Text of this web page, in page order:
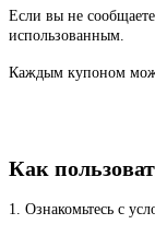
Если вы не
использованным.
Каждым купоном
Как
1. Ознакомьтесь с